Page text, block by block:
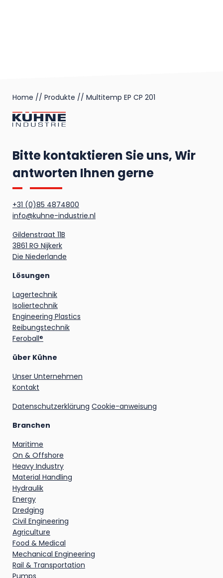
Home // Produkte // Multitemp EP CP 201
Bitte kontaktieren Sie uns, Wir
antworten Ihnen gerne
+31 (0)85 4874800
info@kuhne-industrie.nl
Gildenstraat 11B
3861 RG Nijkerk
Die Niederlande
Lösungen
Lagertechnik
Isoliertechnik
Engineering Plastics
Reibungstechnik
Feroball®
über Kühne
Unser Unternehmen
Kontakt
Datenschutzerklärung Cookie-anweisung
Branchen
Maritime
On & Offshore
Heavy Industry
Material Handling
Hydraulik
Energy
Dredging
Civil Engineering
Agriculture
Food & Medical
Mechanical Engineering
Rail & Transportation
Pumps